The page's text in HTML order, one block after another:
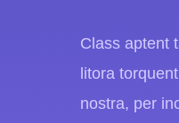
Class aptent
litora
nostra, per